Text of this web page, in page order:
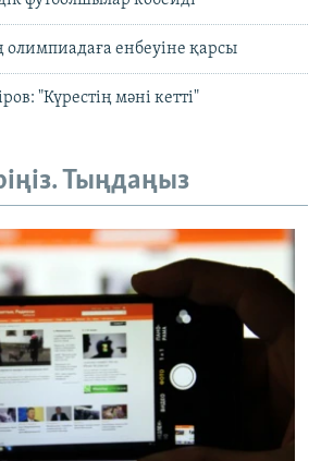
олимпиадаға енбеуіне қарсы
"Күрестің мәні кетті"
Тыңдаңыз